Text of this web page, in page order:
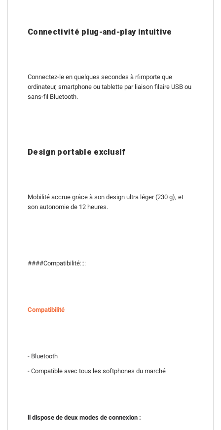
Connectivité plug-and-play intuitive
Connectez-le en quelques secondes à n'importe que
ordinateur, smartphone ou tablette par liaison filaire USB ou
sans-fil Bluetooth.
Design portable exclusif
Mobilité accrue grâce à son design ultra léger (230 g), et
son autonomie de 12 heures.
####Compatibilité::::
Compatibilité
- Bluetooth
- Compatible avec tous les softphones du marché
ll dispose de deux modes de connexion :